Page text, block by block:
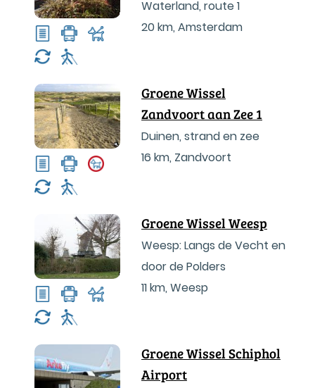
Waterland, route 1
20 km, Amsterdam
Groene Wissel
Zandvoort aan Zee 1
Duinen, strand en zee
16 km, Zandvoort
Groene Wissel Weesp
Weesp: Langs de Vecht en
door de Polders
11 km, Weesp
Groene Wissel Schiphol
Airport